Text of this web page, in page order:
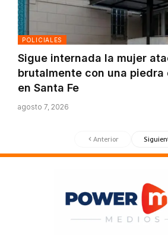
POLICIALES
Sigue internada la mujer
brutalmente con una piedra
en Santa Fe
agosto 7, 2026
Anterior